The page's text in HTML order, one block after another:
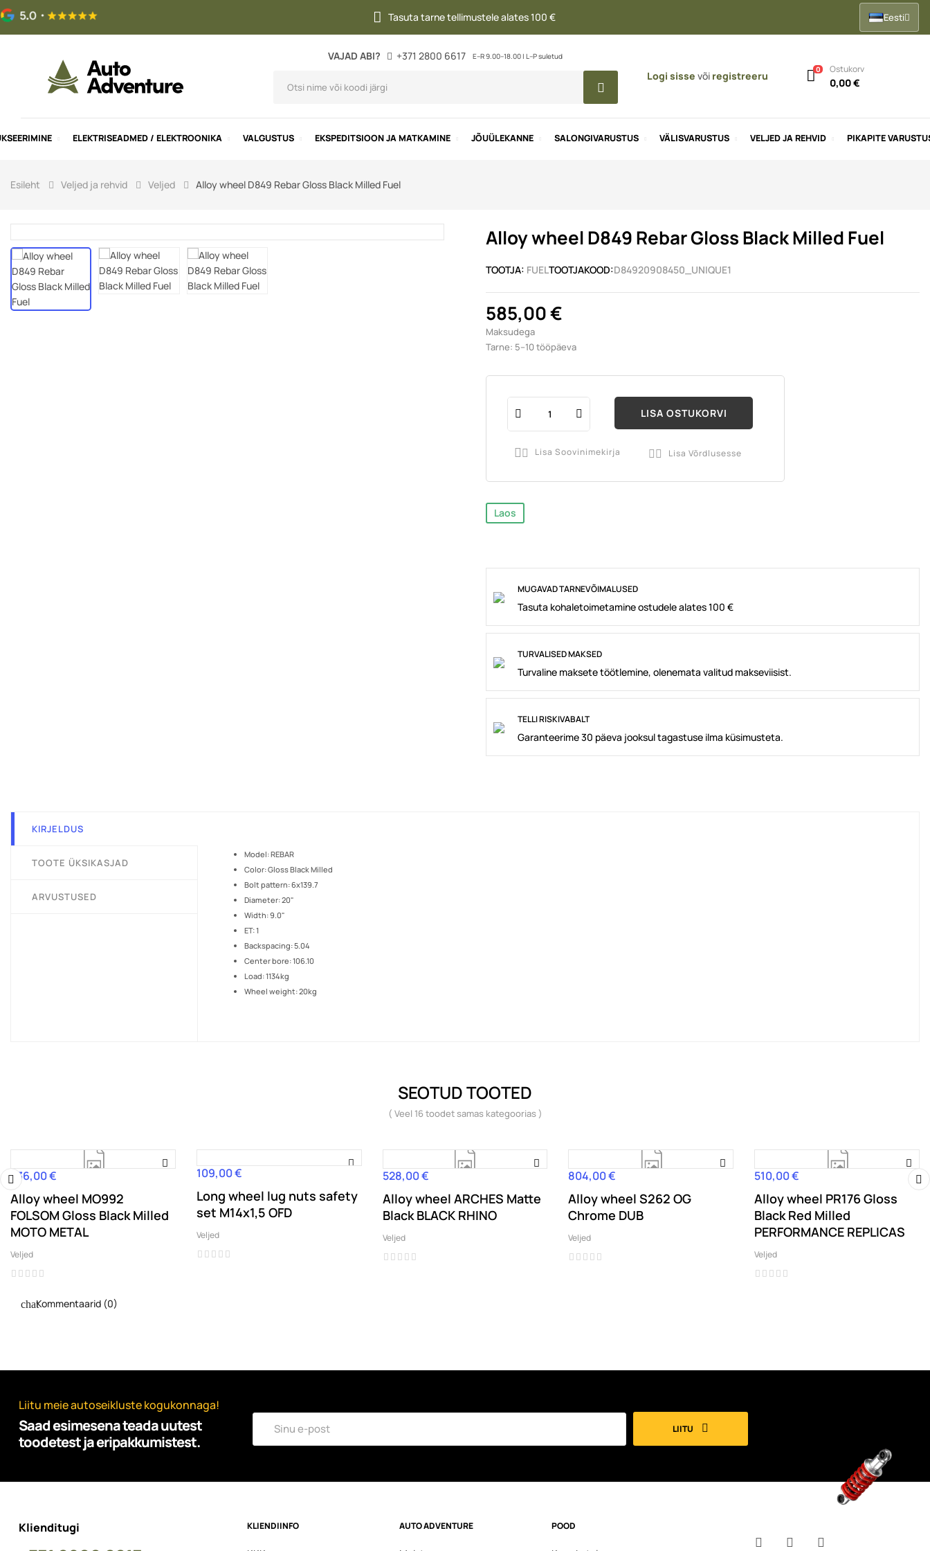
Tasuta tarne tellimustele alates 100 € Eesti
VAJAD ABI? +371 2800 6617 E–R 9.00–18.00 | L–P suletud
Logi sisse või registreeru
0 Ostukorv
0,00 €
ELEKTRISEADMED / ELEKTROONIKA VALGUSTUS EKSPEDITSIOON JA MATKAMINE JÕUÜLEKANNE SALONGIVARUSTUS VÄLISVARUSTUS VELJED JA REHVID PIKAPITE
Esileht Veljed ja rehvid Veljed Alloy wheel D849 Rebar Gloss Black Milled Fuel
Alloy wheel D849 Rebar Gloss Black Milled Fuel
TOOTJA: FUELTOOTJAKOOD:D84920908450_UNIQUE1
585,00 €
Maksudega
Tarne: 5–10 tööpäeva
LISA OSTUKORVI
 Lisa Soovinimekirja  Lisa Võrdlusesse
Laos
MUGAVAD TARNEVÕIMALUSED
Tasuta kohaletoimetamine ostudele alates 100 €
TURVALISED MAKSED
Turvaline maksete töötlemine, olenemata valitud makseviisist.
TELLI RISKIVABALT
Garanteerime 30 päeva jooksul tagastuse ilma küsimusteta.
KIRJELDUS
TOOTE ÜKSIKASJAD
ARVUSTUSED
Model: REBAR
Color: Gloss Black Milled
Bolt pattern: 6x139.7
Diameter: 20"
Width: 9.0"
ET: 1
Backspacing: 5.04
Center bore: 106.10
Load: 1134kg
Wheel weight: 20kg
SEOTUD TOOTED
( Veel 16 toodet samas kategoorias )
Hind
336,00 €
Alloy wheel MO992
FOLSOM Gloss Black Milled
MOTO METAL
Veljed
Hind
109,00 €
Long wheel lug nuts safety
set M14x1,5 OFD
Veljed
Hind
528,00 €
Alloy wheel ARCHES Matte
Black BLACK RHINO
Veljed
Hind
804,00 €
Alloy wheel S262 OG
Chrome DUB
Veljed
Hind
510,00 €
Alloy wheel PR176 Gloss
Black Red Milled
PERFORMANCE REPLICAS
Veljed
‹
Kommentaarid (0)
Liitu meie autoseikluste kogukonnaga!
Saad esimesena teada uutest
toodetest ja eripakkumistest.
LIITU
Klienditugi KLIENDIINFO AUTO ADVENTURE POOD
FacebookYouTube